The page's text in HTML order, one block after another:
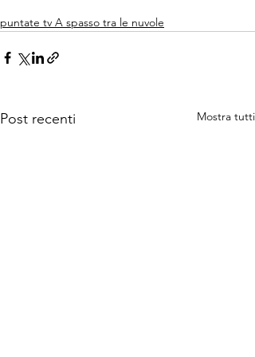
puntate tv A spasso tra le nuvole
Post recenti Mostra tutti